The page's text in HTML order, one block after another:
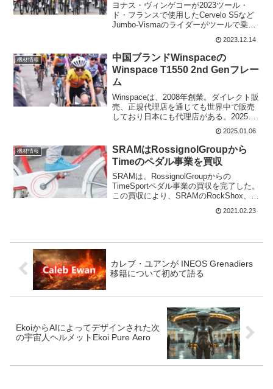
ヨナス・ヴィンゲコーが2023ツール・
ド・フランスで使用したCervelo S5など
Jumbo-Vismaのライダーがツールで乗っ
たバイクがオークションにかけられてい
る。このオークションで得た収益は、さ
まざまなプロジェクトのチームの開発と
成...
2023.12.14
機材情報
中国ブランドWinspaceの
Winspace T1550 2nd Genフレー
ム
Winspaceは、2008年創業。ダイレクト販
売、正規代理店を通じても世界中で販売
しており日本にも代理店がある。2025年
は中国ブランドが流行となるかもしれな
い。今回はWinspaceのT1550第2世代の
フレームについて紹介。WINSP...
2025.01.06
機材情報
SRAMはRossignolGroupから
Timeのペダル事業を買収
SRAMは、RossignolGroupからの
TimeSportペダル事業の買収を完了した。
この買収により、SRAMのRockShox、
Avid、Quarq、Zipp、Truvativの傘下のグ
ループにペダル事業も追加されることに
2021.02.23
カレブ・ユアンが INEOS Grenadiers
移籍について初めて語る
EkoiからAIによってデザインされた次
の宇宙人ヘルメットEkoi Pure Aero